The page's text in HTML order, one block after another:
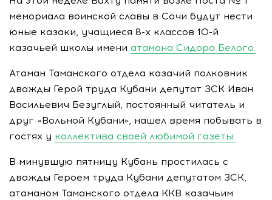
мемориала воинской славы в Сочи будут нести
юные казаки, учащиеся 8-х классов 10-й
казачьей школы имени атамана Сидора Белого.
Атаман Таманского отдела казачий полковник
дважды Герой труда Кубани депутат ЗСК Иван
Васильевич Безуглый, постоянный читатель и
друг «Вольной Кубани», нашел время побывать в
гостях у коллектива своей любимой газеты.
В минувшую пятницу Кубань простилась с
дважды Героем труда Кубани депутатом ЗСК,
атаманом Таманского отдела ККВ казачьим